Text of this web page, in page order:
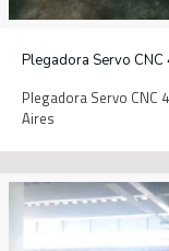
Plegadora Servo
Plegadora Servo CNC
Aires